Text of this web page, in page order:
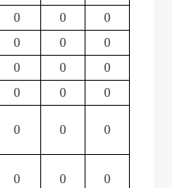
0 0
0
0 0
0
0 0
0
0 0 0
0 0 0
0 0 0